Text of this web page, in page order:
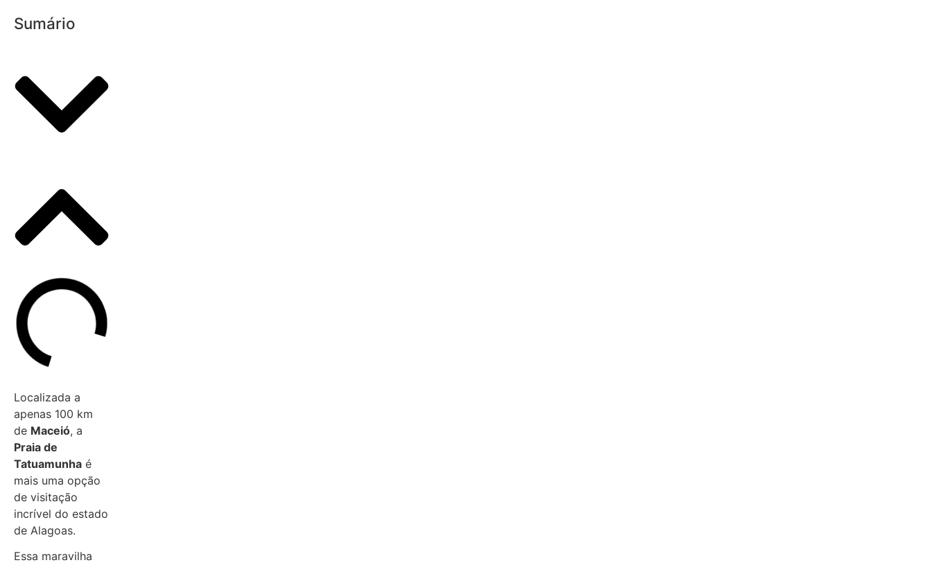
Sumário
Localizada a
apenas 100 km
de Maceió, a
Praia de
Tatuamunha é
mais uma opção
de visitação
incrível do estado
de Alagoas.
Essa maravilha